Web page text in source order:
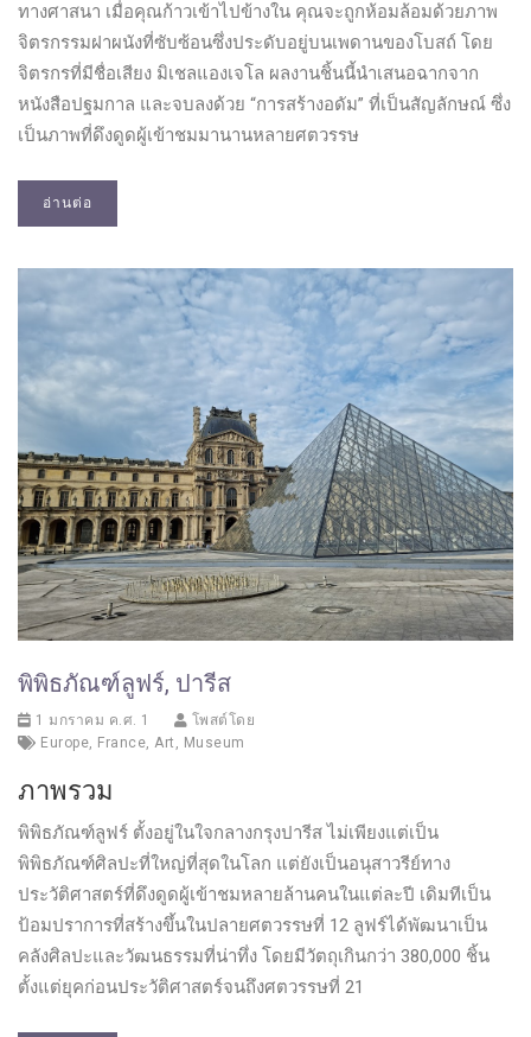
ทางศาสนา เมื่อคุณก้าวเข้าไปข้างใน คุณจะถูกห้อมล้อมด้วยภาพ
จิตรกรรมฝาผนังที่ซับซ้อนซึ่งประดับอยู่บนเพดานของโบสถ์ โดย
จิตรกรที่มีชื่อเสียง มิเชลแองเจโล ผลงานชิ้นนี้นำเสนอฉากจาก
หนังสือปฐมกาล และจบลงด้วย “การสร้างอดัม” ที่เป็นสัญลักษณ์ ซึ่ง
เป็นภาพที่ดึงดูดผู้เข้าชมมานานหลายศตวรรษ
อ่านต่อ
พิพิธภัณฑ์ลูฟร์, ปารีส
1 มกราคม ค.ศ. 1
โพสต์โดย
Europe France Art Museum
ภาพรวม
พิพิธภัณฑ์ลูฟร์ ตั้งอยู่ในใจกลางกรุงปารีส ไม่เพียงแต่เป็น
พิพิธภัณฑ์ศิลปะที่ใหญ่ที่สุดในโลก แต่ยังเป็นอนุสาวรีย์ทาง
ประวัติศาสตร์ที่ดึงดูดผู้เข้าชมหลายล้านคนในแต่ละปี เดิมทีเป็น
ป้อมปราการที่สร้างขึ้นในปลายศตวรรษที่ 12 ลูฟร์ได้พัฒนาเป็น
คลังศิลปะและวัฒนธรรมที่น่าทึ่ง โดยมีวัตถุเกินกว่า 380,000 ชิ้น
ตั้งแต่ยุคก่อนประวัติศาสตร์จนถึงศตวรรษที่ 21